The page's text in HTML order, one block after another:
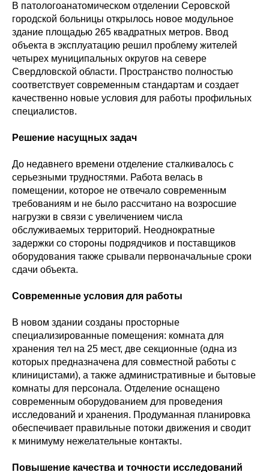
В патологоанатомическом отделении Серовской
городской больницы открылось новое модульное
здание площадью 265 квадратных метров. Ввод
объекта в эксплуатацию решил проблему жителей
четырех муниципальных округов на севере
Свердловской области. Пространство полностью
соответствует современным стандартам и создает
качественно новые условия для работы профильных
специалистов.
Решение насущных задач
До недавнего времени отделение сталкивалось с
серьезными трудностями. Работа велась в
помещении, которое не отвечало современным
требованиям и не было рассчитано на возросшие
нагрузки в связи с увеличением числа
обслуживаемых территорий. Неоднократные
задержки со стороны подрядчиков и поставщиков
оборудования также срывали первоначальные сроки
сдачи объекта.
Современные условия для работы
В новом здании созданы просторные
специализированные помещения: комната для
хранения тел на 25 мест, две секционные (одна из
которых предназначена для совместной работы с
клиницистами), а также административные и бытовые
комнаты для персонала. Отделение оснащено
современным оборудованием для проведения
исследований и хранения. Продуманная планировка
обеспечивает правильные потоки движения и сводит
к минимуму нежелательные контакты.
Повышение качества и точности исследований